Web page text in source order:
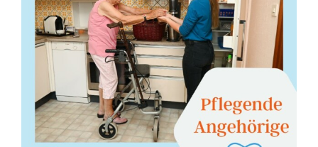
Was kann ich als
pflegender Angehörige
beantragen?
Allgemein Tipps